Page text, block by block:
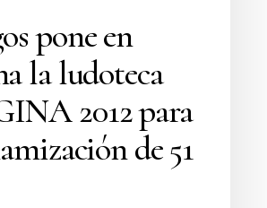
pone en
la ludoteca
2012 para
de 51